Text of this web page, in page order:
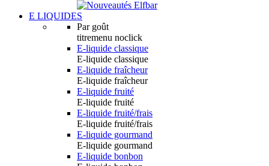
E LIQUIDES
Par goût
titremenu noclick
E-liquide classique
E-liquide classique
E-liquide fraîcheur
E-liquide fraîcheur
E-liquide fruité
E-liquide fruité
E-liquide fruité/frais
E-liquide fruité/frais
E-liquide gourmand
E-liquide gourmand
E-liquide bonbon